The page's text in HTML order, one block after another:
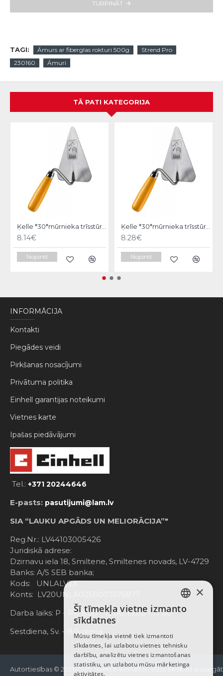
TURPINĀT
TAGI: Āmurs ar fiberglas rokturi 500g
Strend Pro
230160
Āmuri
TĀ PATI KATEGORIJA
Ķelle *30*mūrnieka trīsstūra 18cm, Hardy
8.14€
Nopirkt
Ķelle *30*mūrnieka trīsstūra 20cm, Hardy
8.28€
Nopirkt
INFORMĀCIJA
Kontakti
Piegādes veidi
Pirkšanas nosacījumi
Privātuma politika
Einhell garantijas noteikumi
Vietnes karte
Ipašas piedāvājumi
Tel.: +371 20244646
E-pasts: pasutijumi@lam.lv
SIA “LAUKU APGĀDS UN MELIORĀCIJA”"
Reg.Nr.: LV44103005426
Juridiskā adrese:
Dzirnavu iela 18, Smiltene, Smiltenes novads, LV-4729
Banks: A/S SEB banka;
Kods: UNLALV2X
Konts: LV20UNLA0050007676877
Darba laiks: P - Pk. 8:00 - 12:00; 13:00 - 17:00
Sestdiena, Sv. - Brīvdiena
Autortiesības © 2021-2025, www.e-einhell.lv, Visas tiesības
LATVIAN
ENGLISH
×
Šī tīmekļa vietne izmanto
sīkdatnes
Mūsu tīmekļa vietnē tiek izmantoti
sīkdatnes, lai uzlabotu vietnes tehnisku
darbību, analizētu vietnes izmantošanas
statistiku, un uzlabotu mūsu mārketinga
aktivitātes.